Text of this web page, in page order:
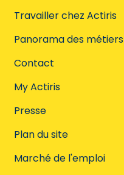
Travailler chez Actiris
Panorama des métiers
Contact
My Actiris
Presse
Plan du site
Marché de l'emploi